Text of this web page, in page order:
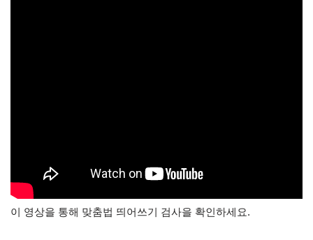
이 영상을 통해 맞춤법 띄어쓰기 검사을 확인하세요.